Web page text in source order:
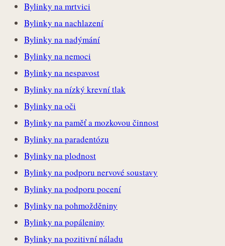
Bylinky na mrtvici
Bylinky na nachlazení
Bylinky na nadýmání
Bylinky na nemoci
Bylinky na nespavost
Bylinky na nízký krevní tlak
Bylinky na oči
Bylinky na paměť a mozkovou činnost
Bylinky na paradentózu
Bylinky na plodnost
Bylinky na podporu nervové soustavy
Bylinky na podporu pocení
Bylinky na pohmožděniny
Bylinky na popáleniny
Bylinky na pozitivní náladu